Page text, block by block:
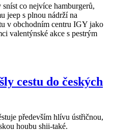
co nejvíce hamburgerů,
jeep s plnou nádrží na
v obchodním centru IGY jako
valentýnské akce s pestrým
cestu do českých
především hlívu ústřičnou,
houbu shii-také.